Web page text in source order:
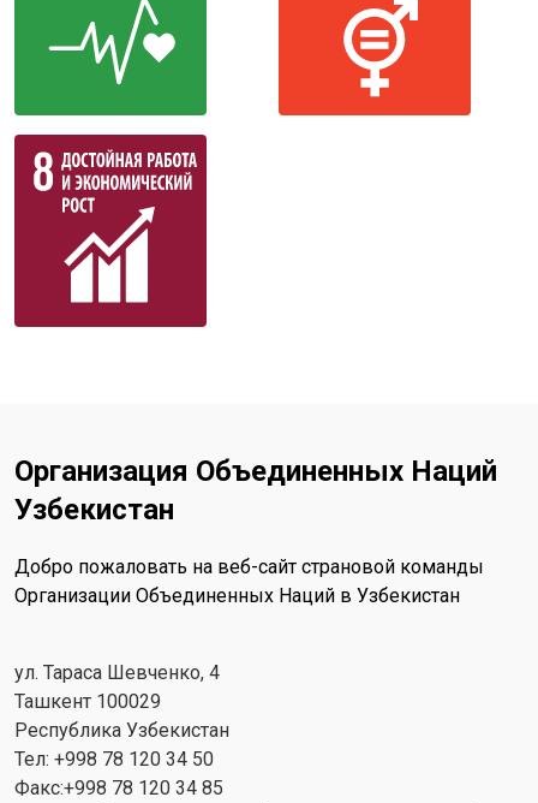
Организация Объединенных Наций
Узбекистан
Добро пожаловать на веб-сайт страновой команды
Организации Объединенных Наций в Узбекистан
ул. Тараса Шевченко, 4
Ташкент 100029
Республика Узбекистан
Тел: +998 78 120 34 50
Факс:+998 78 120 34 85